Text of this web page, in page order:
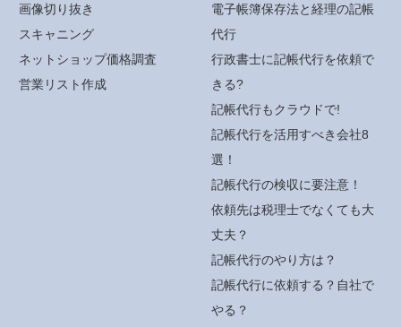
画像切り抜き
スキャニング
ネットショップ価格調査
営業リスト作成
電子帳簿保存法と経理の記帳
代行
行政書士に記帳代行を依頼で
きる?
記帳代行もクラウドで!
記帳代行を活用すべき会社8
選！
記帳代行の検収に要注意！
依頼先は税理士でなくても大
丈夫？
記帳代行のやり方は？
記帳代行に依頼する？自社で
やる？